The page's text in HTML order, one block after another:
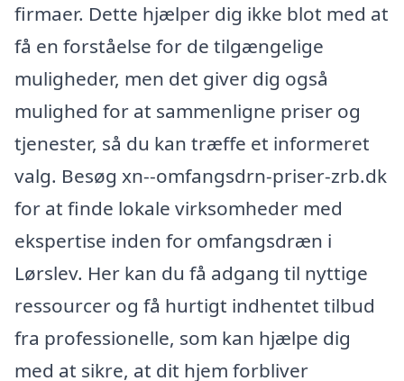
firmaer. Dette hjælper dig ikke blot med at
få en forståelse for de tilgængelige
muligheder, men det giver dig også
mulighed for at sammenligne priser og
tjenester, så du kan træffe et informeret
valg. Besøg xn--omfangsdrn-priser-zrb.dk
for at finde lokale virksomheder med
ekspertise inden for omfangsdræn i
Lørslev. Her kan du få adgang til nyttige
ressourcer og få hurtigt indhentet tilbud
fra professionelle, som kan hjælpe dig
med at sikre, at dit hjem forbliver